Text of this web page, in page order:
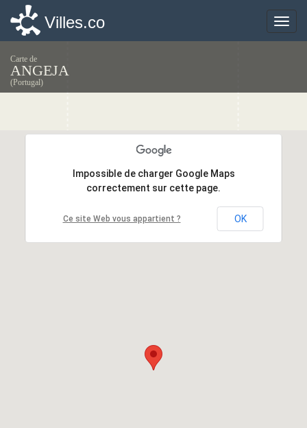
Toggle
Villes.co
Carte de
ANGEJA
(Portugal)
Impossible de charger Google Maps
correctement sur cette page.
Ce site Web vous appartient ? OK
Impossible de charger Google Maps
correctement sur cette page.
Ce site Web vous appartient ? OK
Toggle
Villes.co